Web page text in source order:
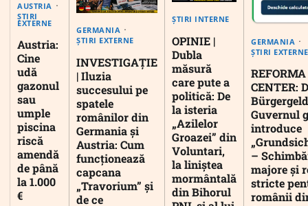
AUSTRIA
ȘTIRI
EXTERNE
Austria:
Cine
udă
gazonul
sau
umple
piscina
riscă
amendă
de până
la 1.000
€
GERMANIA
ȘTIRI EXTERNE
INVESTIGAȚIE
| Iluzia
succesului pe
spatele
românilor din
Germania și
Austria: Cum
funcționează
capcana
„Travorium” și
de ce
ȘTIRI INTERNE
OPINIE |
Dubla
măsură
care pute a
politică: De
la isteria
„Azilelor
Groazei” din
Voluntari,
la liniștea
mormântală
din Bihorul
GERMANIA
ȘTIRI EXTERNE
CENTER:
Guvernul
introduce
–
majore și
stricte
românii